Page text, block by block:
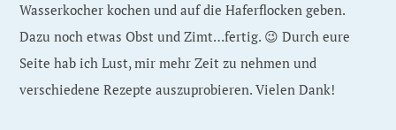
Wasserkocher kochen und auf die Haferflocken geben.
Dazu noch etwas Obst und Zimt…fertig. 😉 Durch eure
Seite hab ich Lust, mir mehr Zeit zu nehmen und
verschiedene Rezepte auszuprobieren. Vielen Dank!